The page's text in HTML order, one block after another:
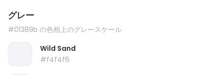
グレー
#01389b の色相上のグレースケール
Wild Sand
#f4f4f6